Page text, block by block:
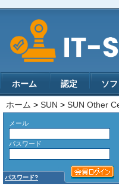
ホーム 認定 ソ
ホーム > SUN > SUN Other
メール
パスワード
パスワード?